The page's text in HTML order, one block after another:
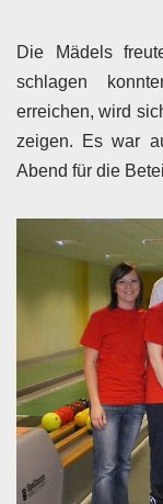
Die Mädels
schlagen
erreichen, wird
zeigen. Es war
Abend für die